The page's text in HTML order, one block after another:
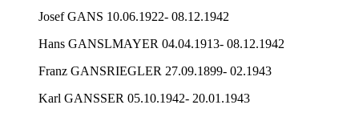
Josef GANS 10.06.1922- 08.12.1942
Hans GANSLMAYER 04.04.1913- 08.12.1942
Franz GANSRIEGLER 27.09.1899- 02.1943
Karl GANSSER 05.10.1942- 20.01.1943